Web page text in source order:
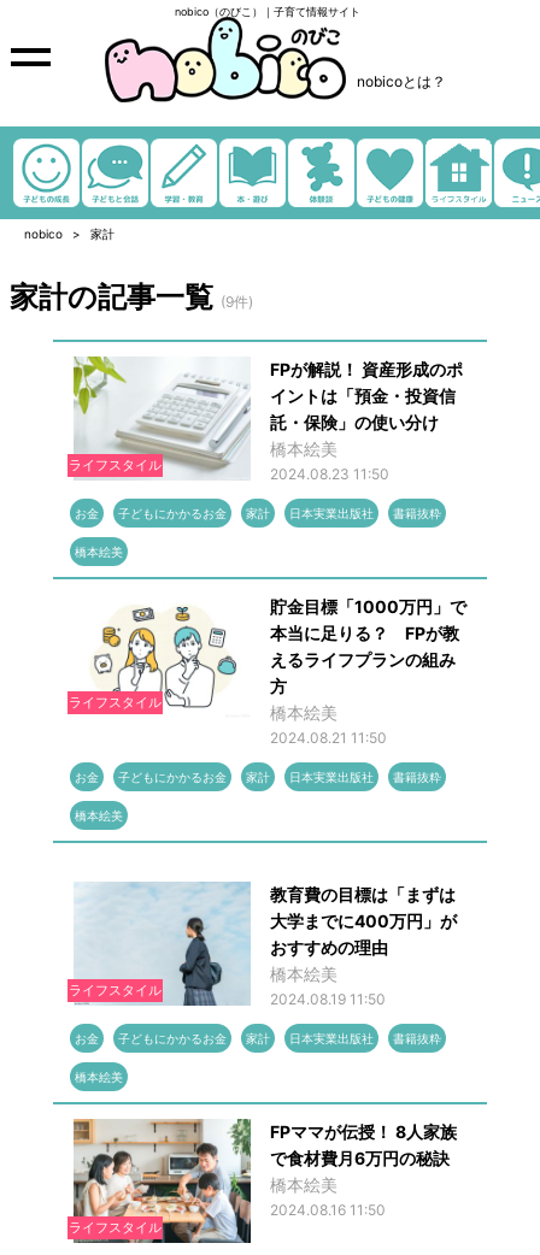
nobico（のびこ）｜子育て情報サイト
nobicoとは？
nobico 家計
家計の記事一覧 (9件)
ライフスタイル
FPが解説！ 資産形成のポ
イントは「預金・投資信
託・保険」の使い分け
橋本絵美
2024.08.23 11:50
お金 子どもにかかるお金 家計 日本実業出版社 書籍抜粋
橋本絵美
ライフスタイル
貯金目標「1000万円」で
本当に足りる？ FPが教
えるライフプランの組み
方
橋本絵美
2024.08.21 11:50
お金 子どもにかかるお金 家計 日本実業出版社 書籍抜粋
橋本絵美
ライフスタイル
教育費の目標は「まずは
大学までに400万円」が
おすすめの理由
橋本絵美
2024.08.19 11:50
お金 子どもにかかるお金 家計 日本実業出版社 書籍抜粋
橋本絵美
ライフスタイル
FPママが伝授！ 8人家族
で食材費月6万円の秘訣
橋本絵美
2024.08.16 11:50